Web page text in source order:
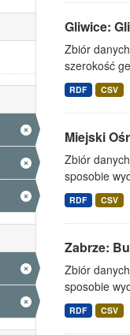
Gliwice:
Zbiór
szerokość
RDF CSV
Miejski
Zbiór
sposobie
RDF CSV
Zabrze:
Zbiór
sposobie
RDF CSV